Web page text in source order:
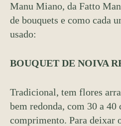
Manu Miano, da Fatto
de bouquets e como cada
usado:
BOUQUET DE NOIVA
Tradicional, tem flores
bem redonda, com 30 a 40
comprimento. Para deixar